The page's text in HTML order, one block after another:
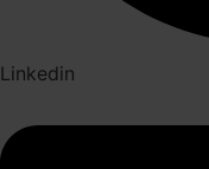
Linkedin